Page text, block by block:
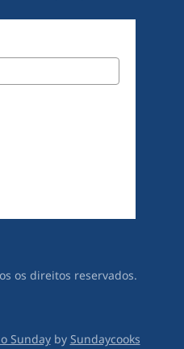
os direitos reservados.
Sundayby Sundaycooks